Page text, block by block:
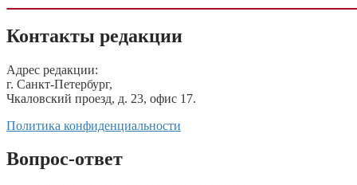
Контакты редакции
Адрес редакции:
г. Санкт-Петербург,
Чкаловский проезд, д. 23, офис 17.
Политика конфиденциальности
Вопрос-ответ